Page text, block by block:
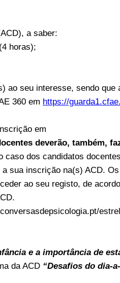
a saber:
(4 horas);
ao seu interesse, sendo que
360 em https://
em
deverão, também,
caso dos candidatos
sua inscrição na(s) ACD.
ao seu registo, de
e a importância de
da ACD “Desafios do dia-